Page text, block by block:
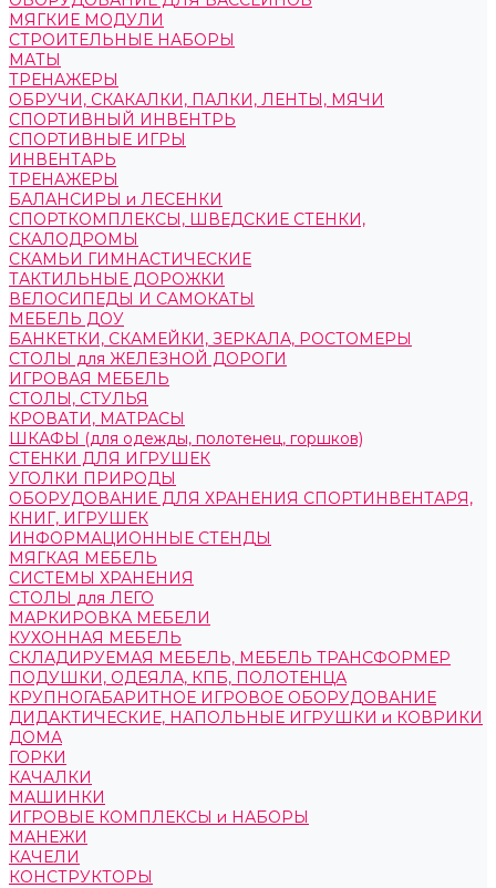
МЯГКИЕ МОДУЛИ
СТРОИТЕЛЬНЫЕ НАБОРЫ
МАТЫ
ТРЕНАЖЕРЫ
ОБРУЧИ, СКАКАЛКИ, ПАЛКИ, ЛЕНТЫ, МЯЧИ
СПОРТИВНЫЙ ИНВЕНТРЬ
СПОРТИВНЫЕ ИГРЫ
ИНВЕНТАРЬ
ТРЕНАЖЕРЫ
БАЛАНСИРЫ и ЛЕСЕНКИ
СПОРТКОМПЛЕКСЫ, ШВЕДСКИЕ СТЕНКИ,
СКАЛОДРОМЫ
СКАМЬИ ГИМНАСТИЧЕСКИЕ
ТАКТИЛЬНЫЕ ДОРОЖКИ
ВЕЛОСИПЕДЫ И САМОКАТЫ
МЕБЕЛЬ ДОУ
БАНКЕТКИ, СКАМЕЙКИ, ЗЕРКАЛА, РОСТОМЕРЫ
СТОЛЫ для ЖЕЛЕЗНОЙ ДОРОГИ
ИГРОВАЯ МЕБЕЛЬ
СТОЛЫ, СТУЛЬЯ
КРОВАТИ, МАТРАСЫ
ШКАФЫ (для одежды, полотенец, горшков)
СТЕНКИ ДЛЯ ИГРУШЕК
УГОЛКИ ПРИРОДЫ
ОБОРУДОВАНИЕ ДЛЯ ХРАНЕНИЯ СПОРТИНВЕНТАРЯ,
КНИГ, ИГРУШЕК
ИНФОРМАЦИОННЫЕ СТЕНДЫ
МЯГКАЯ МЕБЕЛЬ
СИСТЕМЫ ХРАНЕНИЯ
СТОЛЫ для ЛЕГО
МАРКИРОВКА МЕБЕЛИ
КУХОННАЯ МЕБЕЛЬ
СКЛАДИРУЕМАЯ МЕБЕЛЬ, МЕБЕЛЬ ТРАНСФОРМЕР
ПОДУШКИ, ОДЕЯЛА, КПБ, ПОЛОТЕНЦА
КРУПНОГАБАРИТНОЕ ИГРОВОЕ ОБОРУДОВАНИЕ
ДИДАКТИЧЕСКИЕ, НАПОЛЬНЫЕ ИГРУШКИ и КОВРИКИ
ДОМА
ГОРКИ
КАЧАЛКИ
МАШИНКИ
ИГРОВЫЕ КОМПЛЕКСЫ и НАБОРЫ
МАНЕЖИ
КАЧЕЛИ
КОНСТРУКТОРЫ